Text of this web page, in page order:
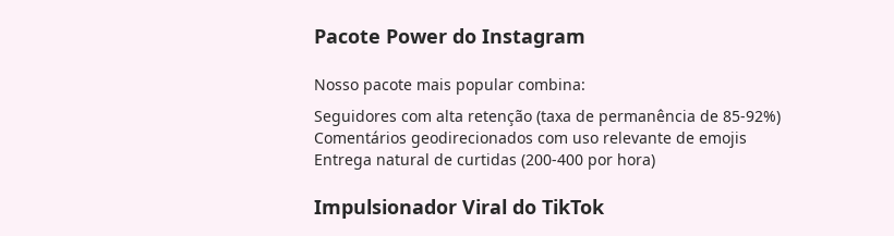
Pacote Power do Instagram
Nosso pacote mais popular combina:
Seguidores com alta retenção (taxa de permanência de 85-92%)
Comentários geodirecionados com uso relevante de emojis
Entrega natural de curtidas (200-400 por hora)
Impulsionador Viral do TikTok